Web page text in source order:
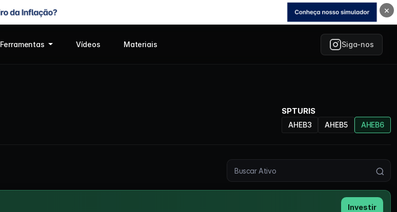
×
Ferramentas Vídeos Materiais Siga-nos
SPTURIS
AHEB3 AHEB5 AHEB6
Buscar ativo
Investir